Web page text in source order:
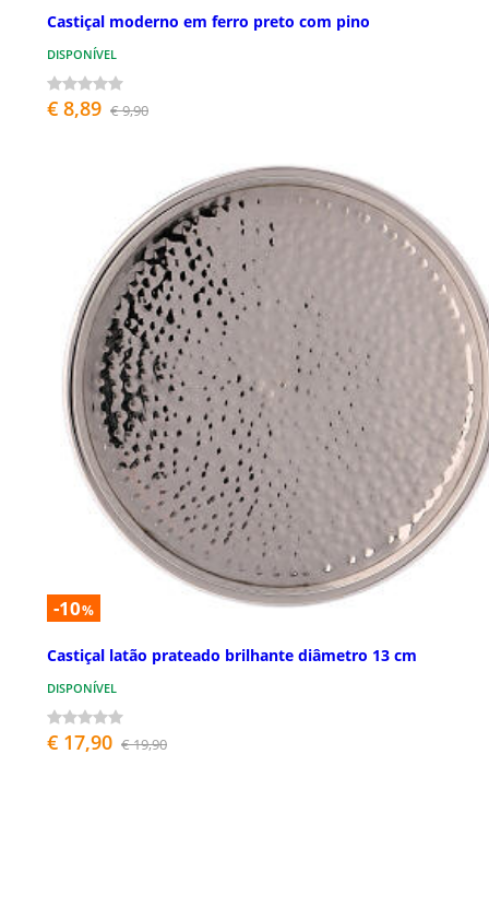
Castiçal moderno em ferro preto com pino
DISPONÍVEL
€ 8,89 € 9,90
-10%
Castiçal latão prateado brilhante diâmetro 13 cm
DISPONÍVEL
€ 17,90 € 19,90